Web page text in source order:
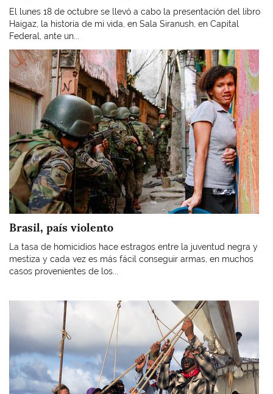
El lunes 18 de octubre se llevó a cabo la presentación del libro
Haigaz, la historia de mi vida, en Sala Siranush, en Capital
Federal, ante un...
Imagen
Brasil, país violento
La tasa de homicidios hace estragos entre la juventud negra y
mestiza y cada vez es más fácil conseguir armas, en muchos
casos provenientes de los...
Imagen